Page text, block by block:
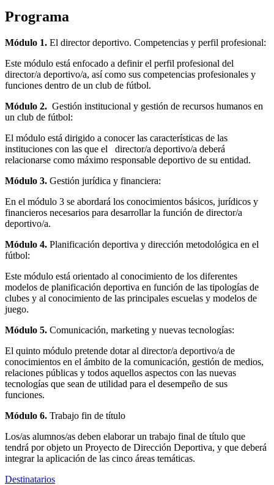
Programa
Módulo 1. El director deportivo. Competencias y perfil profesional:
Este módulo está enfocado a definir el perfil profesional del
director/a deportivo/a, así como sus competencias profesionales y
funciones dentro de un club de fútbol.
Módulo 2. Gestión institucional y gestión de recursos humanos en
un club de fútbol:
El módulo está dirigido a conocer las características de las
instituciones con las que el director/a deportivo/a deberá
relacionarse como máximo responsable deportivo de su entidad.
Módulo 3. Gestión jurídica y financiera:
En el módulo 3 se abordará los conocimientos básicos, jurídicos y
financieros necesarios para desarrollar la función de director/a
deportivo/a.
Módulo 4. Planificación deportiva y dirección metodológica en el
fútbol:
Este módulo está orientado al conocimiento de los diferentes
modelos de planificación deportiva en función de las tipologías de
clubes y al conocimiento de las principales escuelas y modelos de
juego.
Módulo 5. Comunicación, marketing y nuevas tecnologías:
El quinto módulo pretende dotar al director/a deportivo/a de
conocimientos en el ámbito de la comunicación, gestión de medios,
relaciones públicas y todos aquellos aspectos con las nuevas
tecnologías que sean de utilidad para el desempeño de sus
funciones.
Módulo 6. Trabajo fin de título
Los/as alumnos/as deben elaborar un trabajo final de título que
tendrá por objeto un Proyecto de Dirección Deportiva, y que deberá
integrar la aplicación de las cinco áreas temáticas.
Destinatarios